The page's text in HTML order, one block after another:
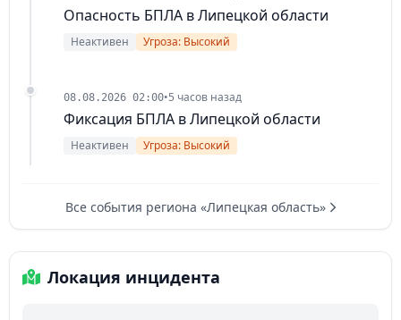
Опасность БПЛА в Липецкой области
Неактивен Угроза: Высокий
08.08.2026 02:00•5 часов назад
Фиксация БПЛА в Липецкой области
Неактивен Угроза: Высокий
Все события региона «Липецкая область»
Локация инцидента